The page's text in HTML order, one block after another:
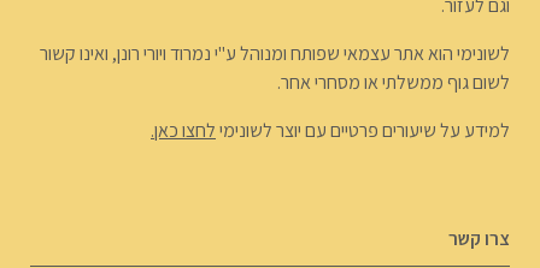
וגם לעזור.
לשונימי הוא אתר עצמאי שפותח ומנוהל ע"י נמרוד ויורי רונן, ואינו קשור
לשום גוף ממשלתי או מסחרי אחר.
למידע על שיעורים פרטיים עם יוצר לשונימילחצו כאן.
צרו קשר